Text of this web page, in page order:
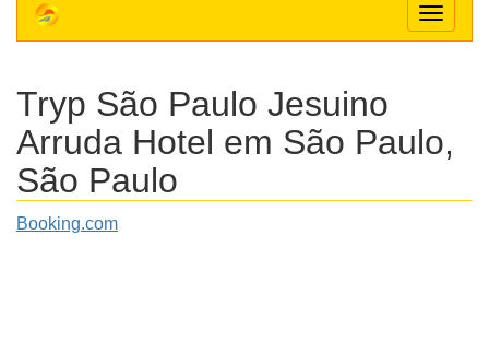
Toggle
Tryp São Paulo Jesuino
Arruda Hotel em São Paulo,
São Paulo
Booking.com